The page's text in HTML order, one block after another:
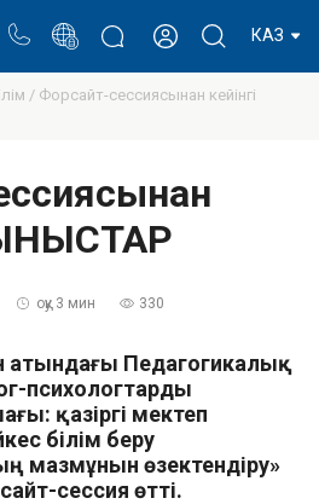
КАЗ
/ Форсайт-сессиясынан кейінгі
оқу 3 мин 330
атындағы Педагогикалық
психологтарды
қазіргі мектеп
білім беру
мазмұнын өзектендіру»
сессия өтті.